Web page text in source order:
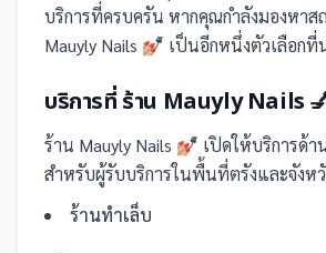
บริการที่ครบครัน หากคุณกำลังมองหาส
Mauyly Nails 💅🏼 เป็นอีกหนึ่งตัวเลือก
บริการที่ ร้าน Mauyly Nails
ร้าน Mauyly Nails 💅🏼 เปิดให้บริการด้
สำหรับผู้รับบริการในพื้นที่ตรังและจังหวั
ร้านทำเล็บ